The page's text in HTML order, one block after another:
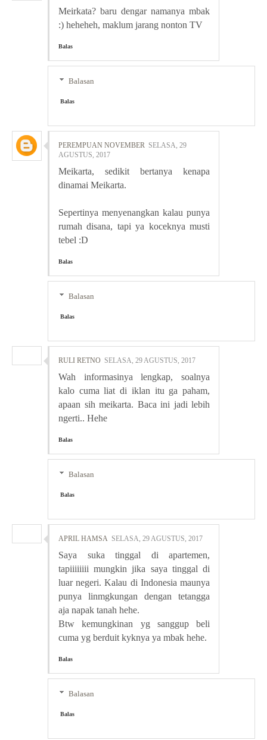
Meirkata? baru dengar namanya mbak
:) heheheh, maklum jarang nonton TV
Balas
Balasan
Balas
PEREMPUAN NOVEMBER SELASA, 29
AGUSTUS, 2017
Meikarta, sedikit bertanya kenapa
dinamai Meikarta.
Sepertinya menyenangkan kalau punya
rumah disana, tapi ya koceknya musti
tebel :D
Balas
Balasan
Balas
RULI RETNO SELASA, 29 AGUSTUS, 2017
Wah informasinya lengkap, soalnya
kalo cuma liat di iklan itu ga paham,
apaan sih meikarta. Baca ini jadi lebih
ngerti.. Hehe
Balas
Balasan
Balas
APRIL HAMSA SELASA, 29 AGUSTUS, 2017
Saya suka tinggal di apartemen,
tapiiiiiiii mungkin jika saya tinggal di
luar negeri. Kalau di Indonesia maunya
punya linmgkungan dengan tetangga
aja napak tanah hehe.
Btw kemungkinan yg sanggup beli
cuma yg berduit kyknya ya mbak hehe.
Balas
Balasan
Balas